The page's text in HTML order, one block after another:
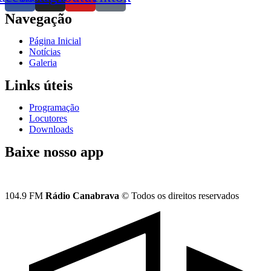
Navegação
Página Inicial
Notícias
Galeria
Links úteis
Programação
Locutores
Downloads
Baixe nosso app
104.9 FM Rádio Canabrava © Todos os direitos reservados